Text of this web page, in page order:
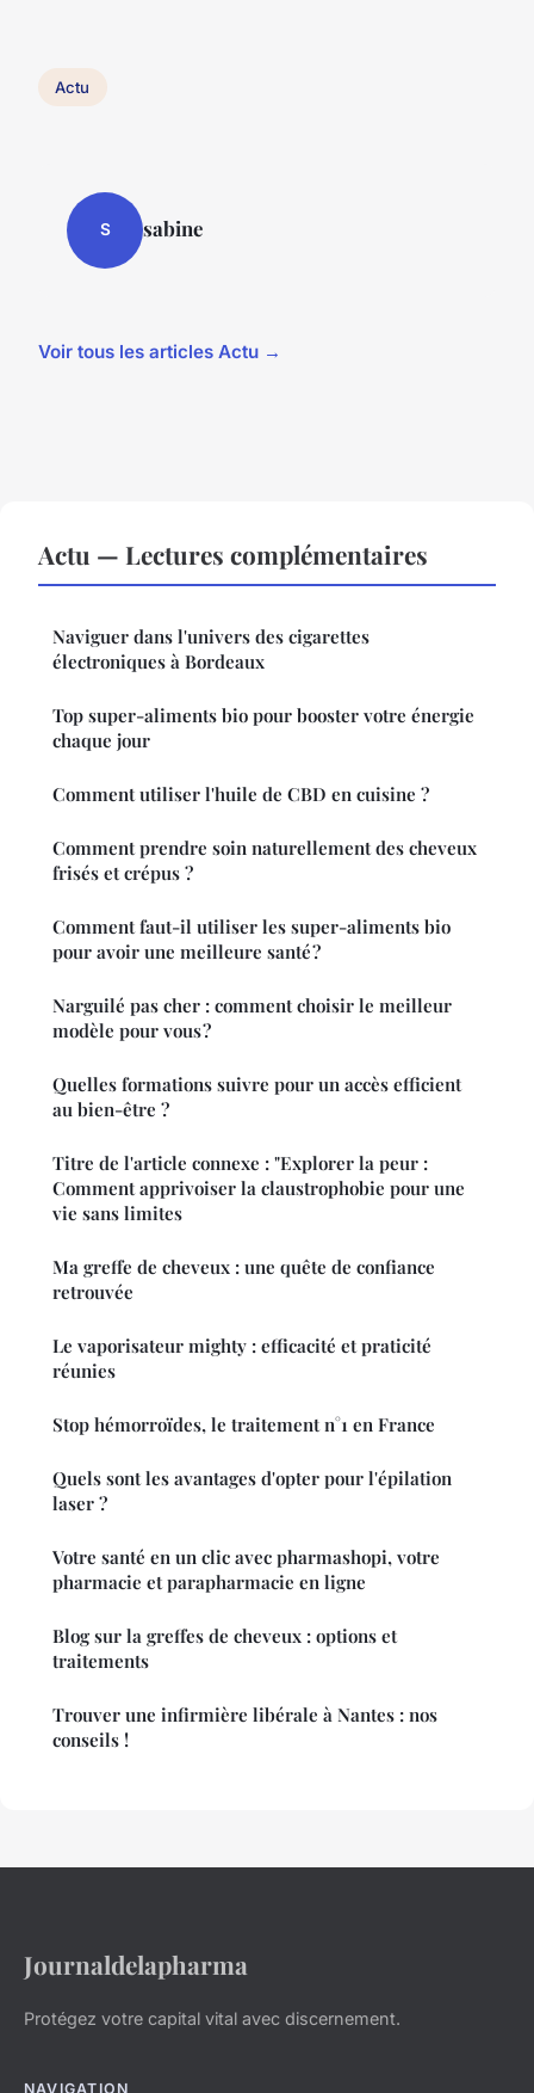
Actu
S sabine
Voir tous les articles Actu →
Actu — Lectures complémentaires
Naviguer dans l'univers des cigarettes
électroniques à Bordeaux
Top super-aliments bio pour booster votre énergie
chaque jour
Comment utiliser l'huile de CBD en cuisine ?
Comment prendre soin naturellement des cheveux
frisés et crépus ?
Comment faut-il utiliser les super-aliments bio
pour avoir une meilleure santé ?
Narguilé pas cher : comment choisir le meilleur
modèle pour vous ?
Quelles formations suivre pour un accès efficient
au bien-être ?
Titre de l'article connexe : "Explorer la peur :
Comment apprivoiser la claustrophobie pour une
vie sans limites
Ma greffe de cheveux : une quête de confiance
retrouvée
Le vaporisateur mighty : efficacité et praticité
réunies
Stop hémorroïdes, le traitement n°1 en France
Quels sont les avantages d'opter pour l'épilation
laser ?
Votre santé en un clic avec pharmashopi, votre
pharmacie et parapharmacie en ligne
Blog sur la greffes de cheveux : options et
traitements
Trouver une infirmière libérale à Nantes : nos
conseils !
Journaldelapharma
Protégez votre capital vital avec discernement.
NAVIGATION